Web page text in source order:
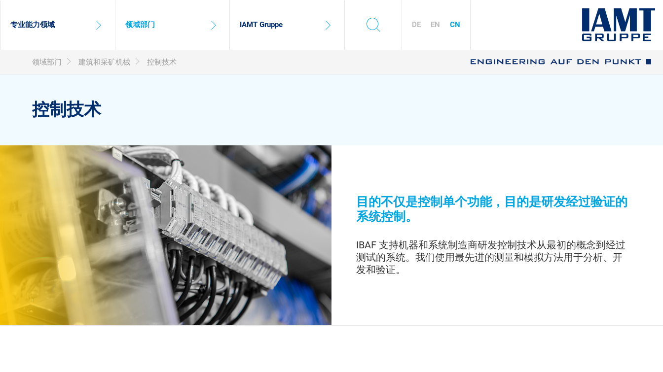
DE EN CN
s
专业能力领域 领域部门 IAMT Gruppe
Sie sind hier:
领域部门 建筑和采矿机械 控制技术
控制技术
目的不仅是控制单个功能，目的是研发经过验证的
系统控制。
IBAF 支持机器和系统制造商研发控制技术从最初的概念到经过
测试的系统。我们使用最先进的测量和模拟方法用于分析、开
发和验证。